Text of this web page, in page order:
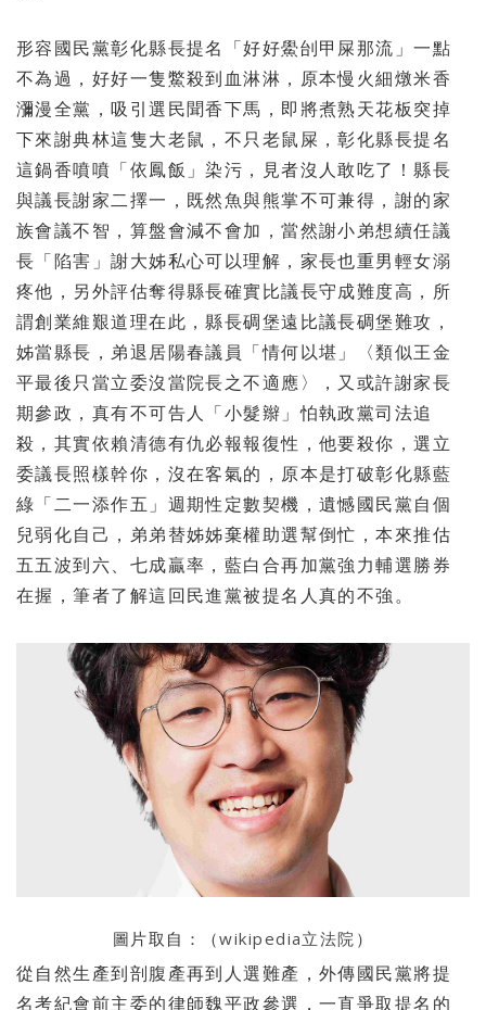
形容國民黨彰化縣長提名「好好鱟刣甲屎那流」一點
不為過，好好一隻鱉殺到血淋淋，原本慢火細燉米香
瀰漫全黨，吸引選民聞香下馬，即將煮熟天花板突掉
下來謝典林這隻大老鼠，不只老鼠屎，彰化縣長提名
這鍋香噴噴「依鳳飯」染污，見者沒人敢吃了！縣長
與議長謝家二擇一，既然魚與熊掌不可兼得，謝的家
族會議不智，算盤會減不會加，當然謝小弟想續任議
長「陷害」謝大姊私心可以理解，家長也重男輕女溺
疼他，另外評估奪得縣長確實比議長守成難度高，所
謂創業維艱道理在此，縣長碉堡遠比議長碉堡難攻，
姊當縣長，弟退居陽春議員「情何以堪」〈類似王金
平最後只當立委沒當院長之不適應〉，又或許謝家長
期參政，真有不可告人「小髮辮」怕執政黨司法追
殺，其實依賴清德有仇必報報復性，他要殺你，選立
委議長照樣幹你，沒在客氣的，原本是打破彰化縣藍
綠「二一添作五」週期性定數契機，遺憾國民黨自個
兒弱化自己，弟弟替姊姊棄權助選幫倒忙，本來推估
五五波到六、七成贏率，藍白合再加黨強力輔選勝券
在握，筆者了解這回民進黨被提名人真的不強。
圖片取自：（wikipedia立法院 ）
從自然生產到剖腹產再到人選難產，外傳國民黨將提
名考紀會前主委的律師魏平政參選，一直爭取提名的